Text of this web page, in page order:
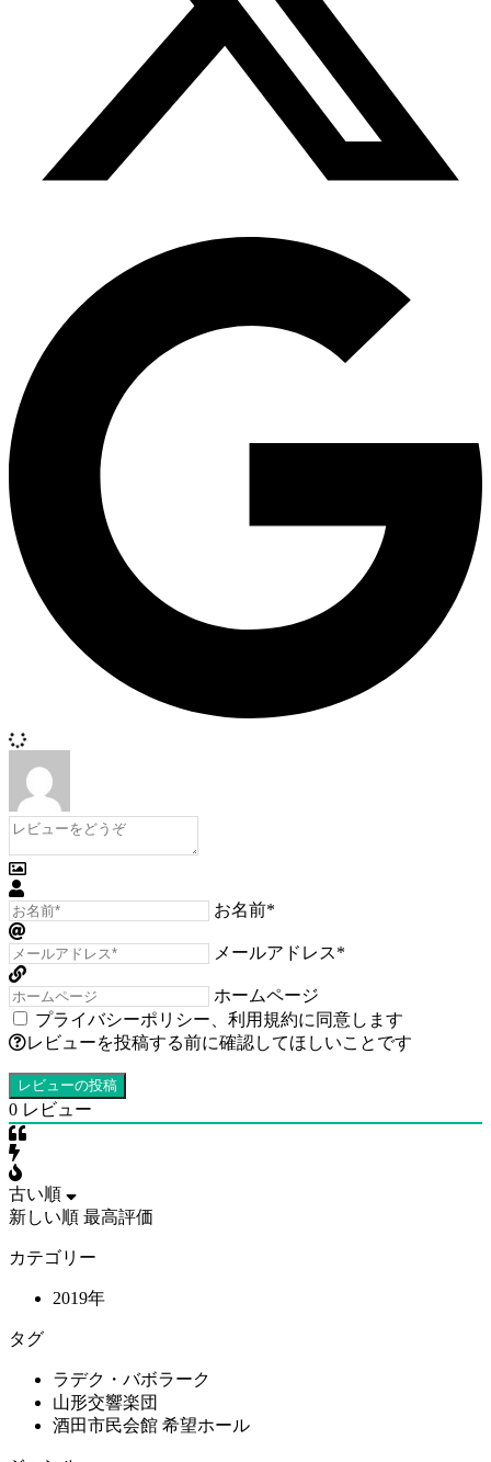
お名前*
メールアドレス*
ホームページ
プライバシーポリシー
利用規約に同意します
レビューを投稿する前に確認してほしいことです
0 レビュー
古い順
新しい順 最高評価
カテゴリー
2019年
タグ
ラデク・バボラーク
山形交響楽団
酒田市民会館 希望ホール